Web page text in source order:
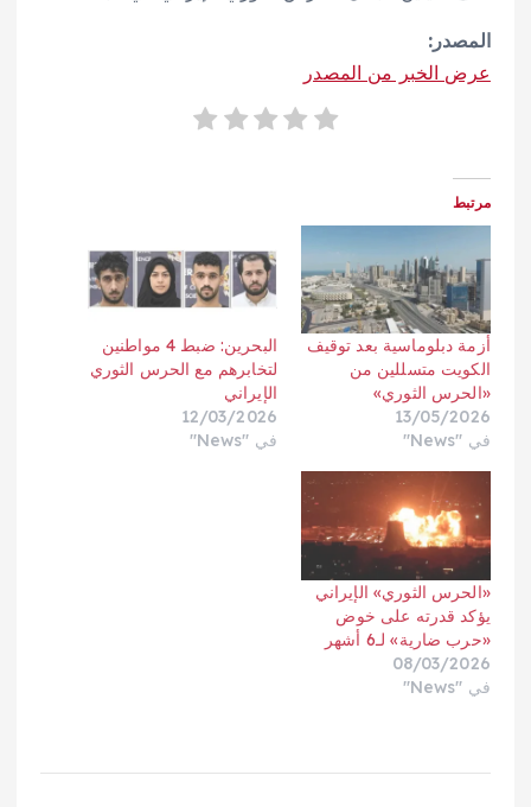
المصدر:
عرض الخبر من المصدر
مرتبط
أزمة دبلوماسية بعد توقيف
الكويت متسللين من
«الحرس الثوري»
13/05/2026
في "News"
البحرين: ضبط 4 مواطنين
لتخابرهم مع الحرس الثوري
الإيراني
12/03/2026
في "News"
«الحرس الثوري» الإيراني
يؤكد قدرته على خوض
«حرب ضارية» لـ6 أشهر
08/03/2026
في "News"